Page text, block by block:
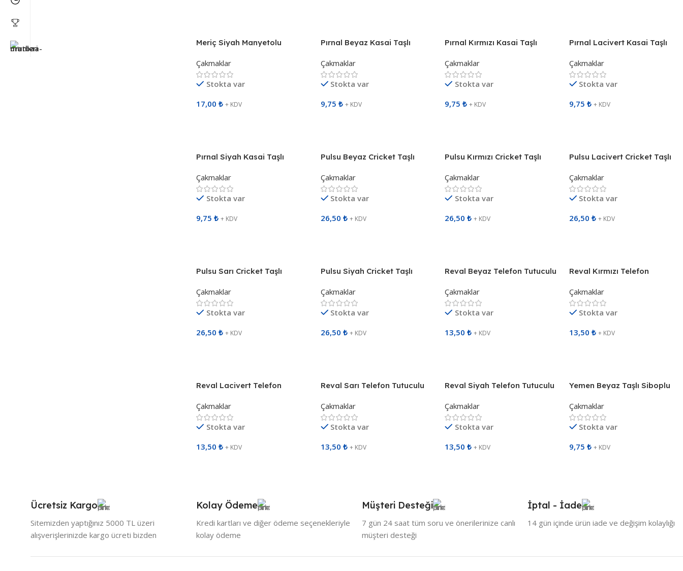
Meriç Siyah Manyetolu
Çakmaklar
Stokta var
17,00 ₺ + KDV
Pırnal Beyaz Kasai Taşlı
Çakmaklar
Stokta var
9,75 ₺ + KDV
Pırnal Kırmızı Kasai Taşlı
Çakmaklar
Stokta var
9,75 ₺ + KDV
Pırnal Lacivert Kasai Taşlı
Çakmaklar
Stokta var
9,75 ₺ + KDV
Pırnal Siyah Kasai Taşlı
Çakmaklar
Stokta var
9,75 ₺ + KDV
Pulsu Beyaz Cricket Taşlı
Çakmaklar
Stokta var
26,50 ₺ + KDV
Pulsu Kırmızı Cricket Taşlı
Çakmaklar
Stokta var
26,50 ₺ + KDV
Pulsu Lacivert Cricket Taşlı
Çakmaklar
Stokta var
26,50 ₺ + KDV
Pulsu Sarı Cricket Taşlı
Çakmaklar
Stokta var
26,50 ₺ + KDV
Pulsu Siyah Cricket Taşlı
Çakmaklar
Stokta var
26,50 ₺ + KDV
Reval Beyaz Telefon Tutuculu
Çakmaklar
Stokta var
13,50 ₺ + KDV
Reval Kırmızı Telefon
491604
Çakmaklar
Stokta var
13,50 ₺ + KDV
Reval Lacivert Telefon
491605
Çakmaklar
Stokta var
13,50 ₺ + KDV
Reval Sarı Telefon Tutuculu
Çakmaklar
Stokta var
13,50 ₺ + KDV
Reval Siyah Telefon Tutuculu
Çakmaklar
Stokta var
13,50 ₺ + KDV
Yemen Beyaz Taşlı Siboplu
Çakmaklar
Stokta var
9,75 ₺ + KDV
Ücretsiz Kargo
Sitemizden yaptığınız 5000 TL üzeri
alışverişlerinizde kargo ücreti bizden
Kolay Ödeme
Kredi kartları ve diğer ödeme seçenekleriyle
kolay ödeme
Müşteri Desteği
7 gün 24 saat tüm soru ve önerilerinize canlı
müşteri desteği
İptal - İade
14 gün içinde ürün iade ve değişim kolaylığı